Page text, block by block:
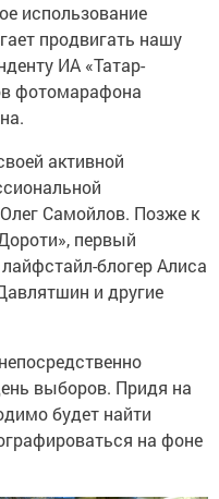
использование
продвигать нашу
ИА «Татар-
фотомарафона
активной
Самойлов. Позже к
первый
блогер Алиса
и другие
выборов. Придя на
будет найти
на фоне